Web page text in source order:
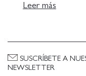
y el audiolibro
recibió dos de
literatura
inglés ("Almost
Leer más
SUSCRÍBETE A
NEWSLETTER